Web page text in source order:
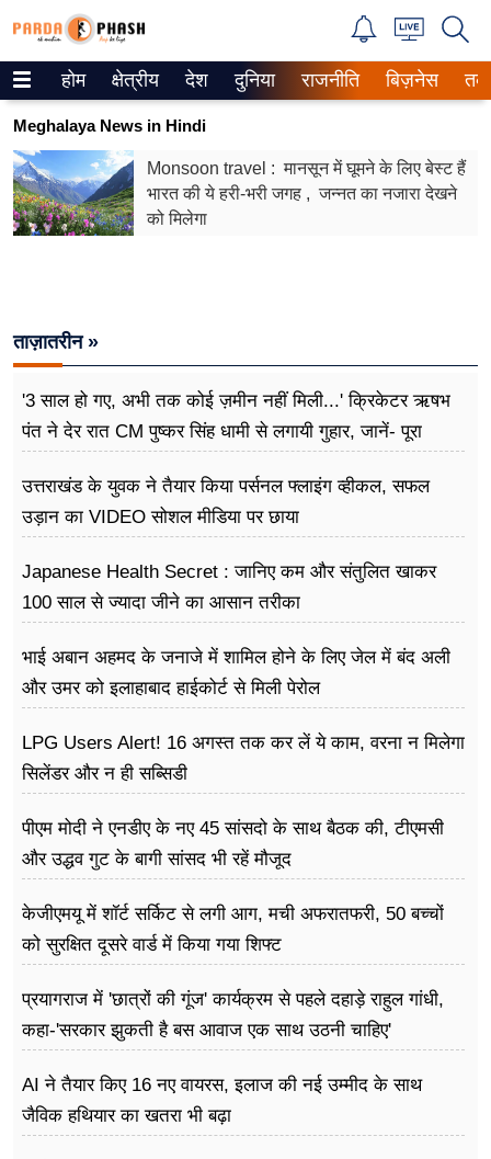
Trending on Google News
ePaper
वेब स्टोरीज
वीडियो
रिलेशनशिप
जीवन मंत्रा
ब्‍यूटी
जॉब्स
शिक्षा
अन्य खबरें
होम क्षेत्रीय देश दुनिया राजनीति बिज़नेस
Meghalaya News in Hindi
Monsoon travel : मानसून में घूमने के लिए बेस्ट हैं
भारत की ये हरी-भरी जगह , जन्नत का नजारा देखने
को मिलेगा
ताज़ातरीन »
'3 साल हो गए, अभी तक कोई ज़मीन नहीं मिली...' क्रिकेटर ऋषभ
पंत ने देर रात CM पुष्कर सिंह धामी से लगायी गुहार, जानें- पूरा
उत्तराखंड के युवक ने तैयार किया पर्सनल फ्लाइंग व्हीकल, सफल
उड़ान का VIDEO सोशल मीडिया पर छाया
Japanese Health Secret : जानिए कम और संतुलित खाकर
100 साल से ज्यादा जीने का आसान तरीका
भाई अबान अहमद के जनाजे में शामिल होने के लिए जेल में बंद अली
और उमर को इलाहाबाद हाईकोर्ट से मिली पेरोल
LPG Users Alert! 16 अगस्त तक कर लें ये काम, वरना न मिलेगा
सिलेंडर और न ही सब्सिडी
पीएम मोदी ने एनडीए के नए 45 सांसदो के साथ बैठक की, टीएमसी
और उद्धव गुट के बागी सांसद भी रहें मौजूद
केजीएमयू में शॉर्ट सर्किट से लगी आग, मची अफरातफरी, 50 बच्चों
को सुरक्षित दूसरे वार्ड में किया गया शिफ्ट
प्रयागराज में 'छात्रों की गूंज' कार्यक्रम से पहले दहाड़े राहुल गांधी,
कहा-'सरकार झुकती है बस आवाज एक साथ उठनी चाहिए'
AI ने तैयार किए 16 नए वायरस, इलाज की नई उम्मीद के साथ
जैविक हथियार का खतरा भी बढ़ा